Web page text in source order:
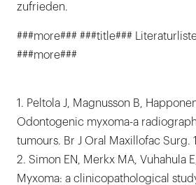
zufrieden.
###more### ###title###
###more###
1. Peltola J, Magnusson B,
Odontogenic myxoma-a
tumours. Br J Oral Maxillofac Surg.
2. Simon EN, Merkx MA, Vuhahula
Myxoma: a clinicopathological